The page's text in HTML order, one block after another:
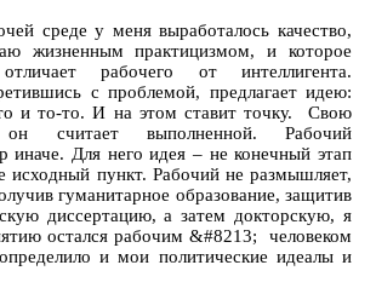
среде у меня выработалось качество,
жизненным практицизмом, и которое
рабочего от интеллигента.
с проблемой, предлагает идею:
и то-то. И на этом ставит точку. Свою
считает выполненной. Рабочий
иначе. Для него идея – не конечный этап
исходный пункт. Рабочий не размышляет,
гуманитарное образование, защитив
диссертацию, а затем докторскую, я
остался рабочим &#8213; человеком
и мои политические идеалы и